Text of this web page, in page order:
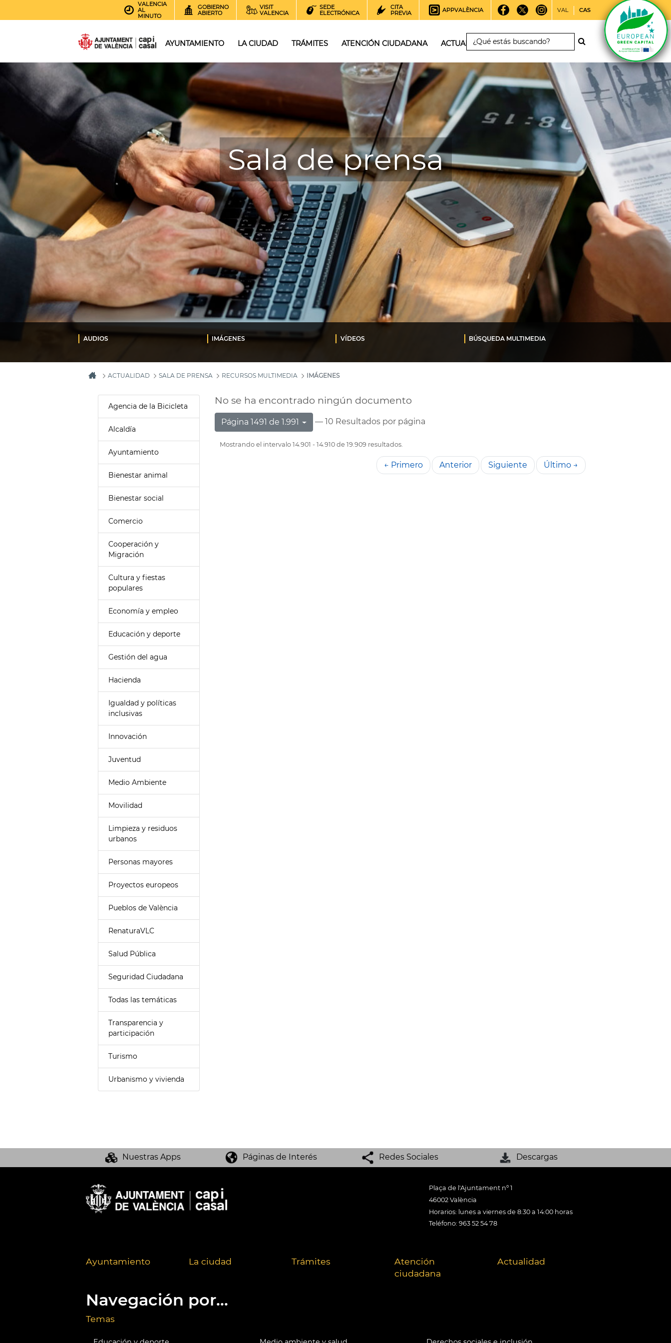
VALENCIA
AL
MINUTO
GOBIERNO
ABIERTO
VISIT
VALENCIA
SEDE
ELECTRÓNICA
CITA
PREVIA
APPVALÈNCIA VAL CAS
AYUNTAMIENTO LA CIUDAD TRÁMITES ATENCIÓN CIUDADANA ACTUALIDAD
Sala de prensa
AUDIOS IMÁGENES VÍDEOS BÚSQUEDA MULTIMEDIA
ACTUALIDAD SALA DE PRENSA RECURSOS MULTIMEDIA IMÁGENES
Agencia de la Bicicleta
Alcaldía
Ayuntamiento
Bienestar animal
Bienestar social
Comercio
Cooperación y
Migración
Cultura y fiestas
populares
Economía y empleo
Educación y deporte
Gestión del agua
Hacienda
Igualdad y políticas
inclusivas
Innovación
Juventud
Medio Ambiente
Movilidad
Limpieza y residuos
urbanos
Personas mayores
Proyectos europeos
Pueblos de València
RenaturaVLC
Salud Pública
Seguridad Ciudadana
Todas las temáticas
Transparencia y
participación
Turismo
Urbanismo y vivienda
No se ha encontrado ningún documento
Página 1491 de 1.991 — 10 Resultados por página
Mostrando el intervalo 14.901 - 14.910 de 19.909 resultados.
← Primero Anterior Siguiente Último →
Nuestras Apps Páginas de Interés Redes Sociales Descargas
Plaça de l'Ajuntament nº 1
46002 València
Horarios: lunes a viernes de 8:30 a 14:00 horas
Teléfono: 963 52 54 78
Ayuntamiento La ciudad Trámites
Atención
ciudadana
Actualidad
Navegación por...
Temas